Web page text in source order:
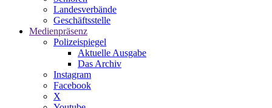
Landesverbände
Geschäftsstelle
Medienpräsenz
Polizeispiegel
Aktuelle Ausgabe
Das Archiv
Instagram
Facebook
X